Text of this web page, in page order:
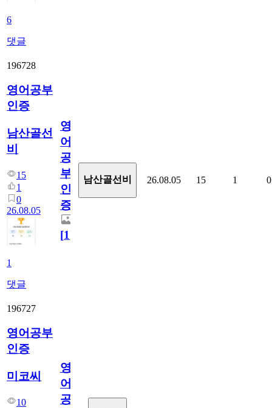
6
댓글
196728
영어공부
인증
남산골선
비
15
1
0
26.08.05
1
댓글
영
어
공
부
인
증
[1]
남산골선비 26.08.05 15 1 0
196727
영어공부
인증
미코씨
10
영
어
공